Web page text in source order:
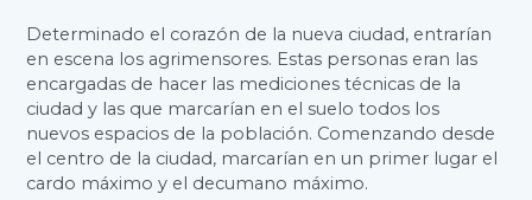
Determinado el corazón de la nueva ciudad, entrarían
en escena los agrimensores. Estas personas eran las
encargadas de hacer las mediciones técnicas de la
ciudad y las que marcarían en el suelo todos los
nuevos espacios de la población. Comenzando desde
el centro de la ciudad, marcarían en un primer lugar el
cardo máximo y el decumano máximo.